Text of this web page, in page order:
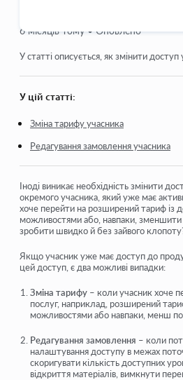
Замовлення: створення
покупки
Підключення до чат-боту
Як інтегрувати платіжну
Як встановити певну мову для
Як видати доступи учням, якщо
6 місяців тому • Оновлено
У статті описується, як змінити доступ
У цій статті:
Зміна тарифу учасника
Редагування замовлення учасника
Іноді виникає необхідність змінити
окремого учасника, який уже має
хоче перейти на розширений тариф із
можливостями або, навпаки, зменшити
зробити швидко й без зайвого
Якщо учасник уже має доступ до
цей доступ, є два можливі випадки:
Зміна тарифу – коли учасник хоче
послуг, наприклад, розширений
можливостями або навпаки, менш
Редагування замовлення – коли
налаштування доступу в межах
скоригувати кількість доступних
відкриття матеріалів, вимкнути